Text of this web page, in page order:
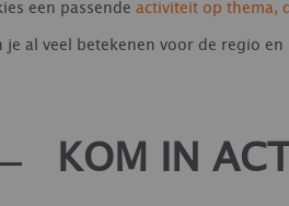
een passende activiteit op thema,
je al veel betekenen voor de regio
KOM IN